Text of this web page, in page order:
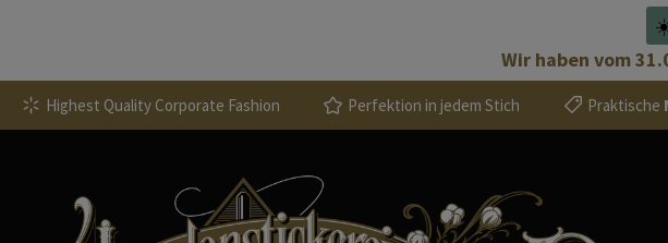
Wir haben vom
Highest Quality Corporate Fashion Perfektion in jedem Stich Praktische